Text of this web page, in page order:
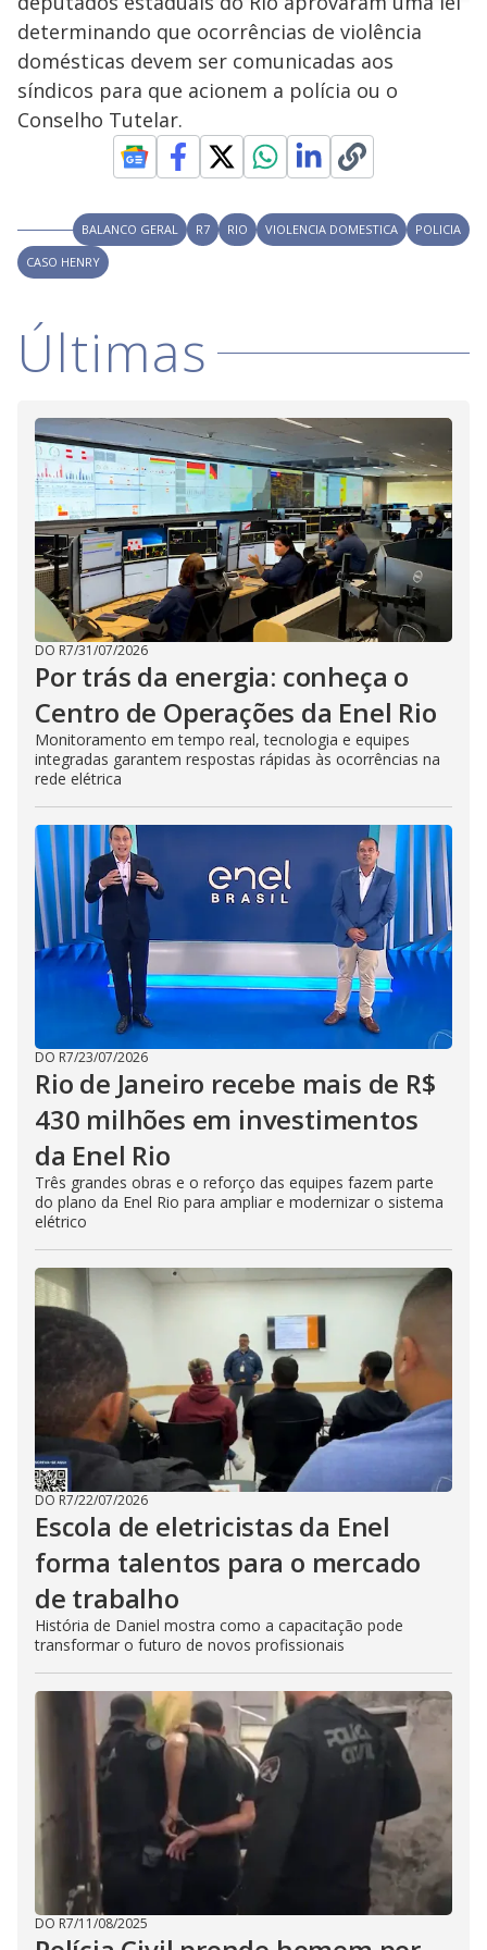
a
y
V
i
e
o
d
s
n
o
s
M
determinando que ocorrências de violência
domésticas devem ser comunicadas aos
síndicos para que acionem a polícia ou o
Conselho Tutelar.
BALANCO GERAL R7 RIO VIOLENCIA DOMESTICA
POLICIA
CASO HENRY
Últimas
DO R7/31/07/2026
Por trás da energia: conheça o
Centro de Operações da Enel Rio
Monitoramento em tempo real, tecnologia e equipes
integradas garantem respostas rápidas às ocorrências na
rede elétrica
DO R7/23/07/2026
Rio de Janeiro recebe mais de R$
430 milhões em investimentos
da Enel Rio
Três grandes obras e o reforço das equipes fazem parte
do plano da Enel Rio para ampliar e modernizar o sistema
elétrico
DO R7/22/07/2026
Escola de eletricistas da Enel
forma talentos para o mercado
de trabalho
História de Daniel mostra como a capacitação pode
transformar o futuro de novos profissionais
DO R7/11/08/2025